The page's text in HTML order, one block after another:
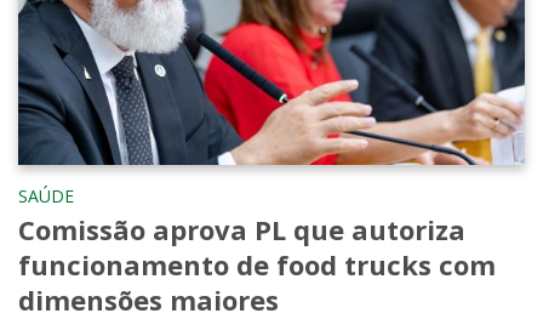
SAÚDE
Comissão aprova PL que autoriza
funcionamento de food trucks com
dimensões maiores